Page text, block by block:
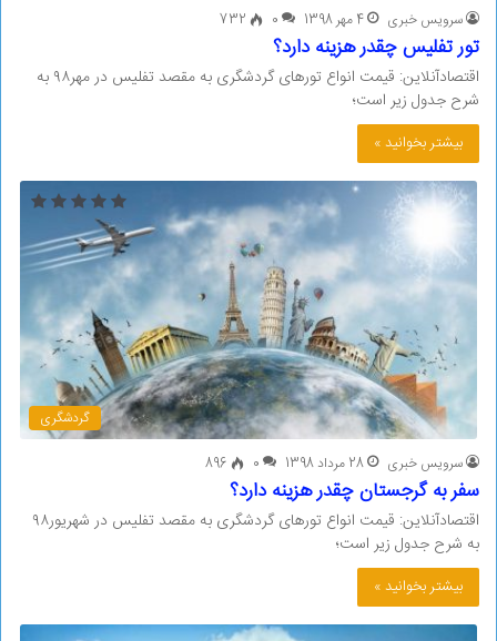
سرویس خبری 4 مهر 1398 0
732
تور تفلیس چقدر هزینه دارد؟
اقتصادآنلاین: قیمت انواع تورهای گردشگری به مقصد تفلیس در مهر۹۸ به
شرح جدول زیر است؛
بیشتر بخوانید »
گردشگری
سرویس خبری 28 مرداد 1398 0
896
سفر به گرجستان چقدر هزینه دارد؟
اقتصادآنلاین: قیمت انواع تورهای گردشگری به مقصد تفلیس در شهریور۹۸
به شرح جدول زیر است؛
بیشتر بخوانید »